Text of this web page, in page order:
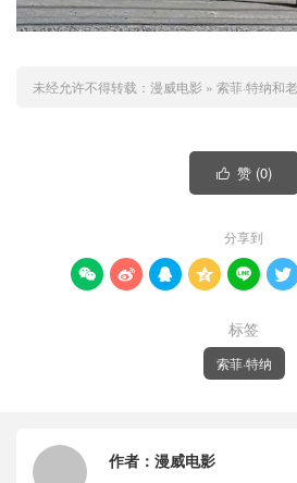
未经允许不得转载： 漫威电影 » 索菲·特纳和
 赞 (0)
分享到
     
标签
索菲·特纳
作者： 漫威电影